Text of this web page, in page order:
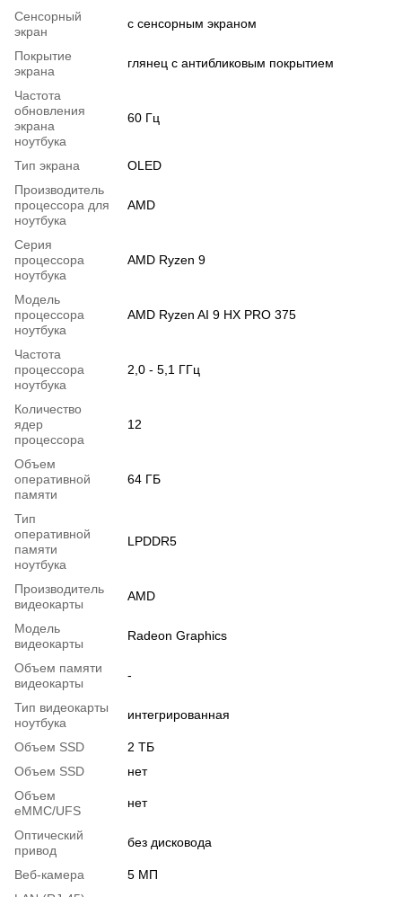
Сенсорный
экран
с сенсорным экраном
Покрытие
экрана
глянец с антибликовым покрытием
Частота
обновления
экрана
ноутбука
60 Гц
Тип экрана
OLED
Производитель
процессора для
ноутбука
AMD
Серия
процессора
ноутбука
AMD Ryzen 9
Модель
процессора
ноутбука
AMD Ryzen AI 9 HX PRO 375
Частота
процессора
ноутбука
2,0 - 5,1 ГГц
Количество
ядер
процессора
12
Объем
оперативной
памяти
64 ГБ
Тип
оперативной
памяти
ноутбука
LPDDR5
Производитель
видеокарты
AMD
Модель
видеокарты
Radeon Graphics
Объем памяти
видеокарты
-
Тип видеокарты
ноутбука
интегрированная
Объем SSD
2 ТБ
Объем SSD
нет
Объем
eMMC/UFS
нет
Оптический
привод
без дисковода
Веб-камера
5 МП